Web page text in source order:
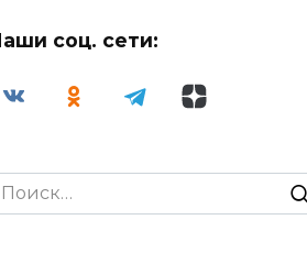
соц. сети: